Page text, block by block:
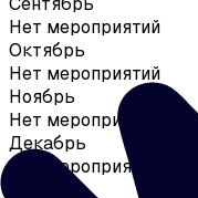
Нет мероприятий
Октябрь
Нет мероприятий
Ноябрь
Нет мероприятий
Декабрь
Нет мероприятий